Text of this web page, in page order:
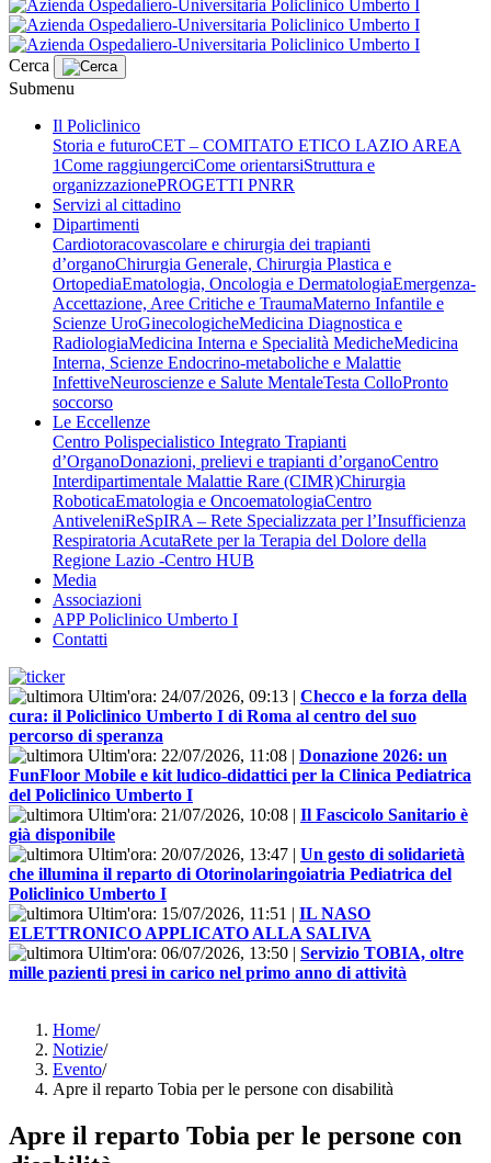
Cerca
Submenu
Il Policlinico
Storia e futuroCET – COMITATO ETICO LAZIO AREA
1Come raggiungerciCome orientarsiStruttura e
organizzazionePROGETTI PNRR
Servizi al cittadino
Dipartimenti
Cardiotoracovascolare e chirurgia dei trapianti
d’organoChirurgia Generale, Chirurgia Plastica e
OrtopediaEmatologia, Oncologia e DermatologiaEmergenza-
Accettazione, Aree Critiche e TraumaMaterno Infantile e
Scienze UroGinecologicheMedicina Diagnostica e
RadiologiaMedicina Interna e Specialità MedicheMedicina
Interna, Scienze Endocrino-metaboliche e Malattie
InfettiveNeuroscienze e Salute MentaleTesta ColloPronto
soccorso
Le Eccellenze
Centro Polispecialistico Integrato Trapianti
d’OrganoDonazioni, prelievi e trapianti d’organoCentro
Interdipartimentale Malattie Rare (CIMR)Chirurgia
RoboticaEmatologia e OncoematologiaCentro
AntiveleniReSpIRA – Rete Specializzata per l’Insufficienza
Respiratoria AcutaRete per la Terapia del Dolore della
Regione Lazio -Centro HUB
Media
Associazioni
APP Policlinico Umberto I
Contatti
Ultim'ora: 24/07/2026, 09:13 | Checco e la forza della
cura: il Policlinico Umberto I di Roma al centro del suo
percorso di speranza
Ultim'ora: 22/07/2026, 11:08 | Donazione 2026: un
FunFloor Mobile e kit ludico-didattici per la Clinica Pediatrica
del Policlinico Umberto I
Ultim'ora: 21/07/2026, 10:08 | Il Fascicolo Sanitario è
già disponibile
Ultim'ora: 20/07/2026, 13:47 | Un gesto di solidarietà
che illumina il reparto di Otorinolaringoiatria Pediatrica del
Policlinico Umberto I
Ultim'ora: 15/07/2026, 11:51 | IL NASO
ELETTRONICO APPLICATO ALLA SALIVA
Ultim'ora: 06/07/2026, 13:50 | Servizio TOBIA, oltre
mille pazienti presi in carico nel primo anno di attività
Home/
Notizie/
Evento/
Apre il reparto Tobia per le persone con disabilità
Apre il reparto Tobia per le persone con